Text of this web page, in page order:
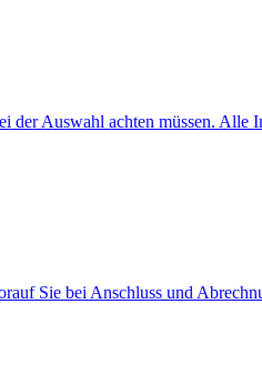
Auswahl achten müssen. Alle
Sie bei Anschluss und